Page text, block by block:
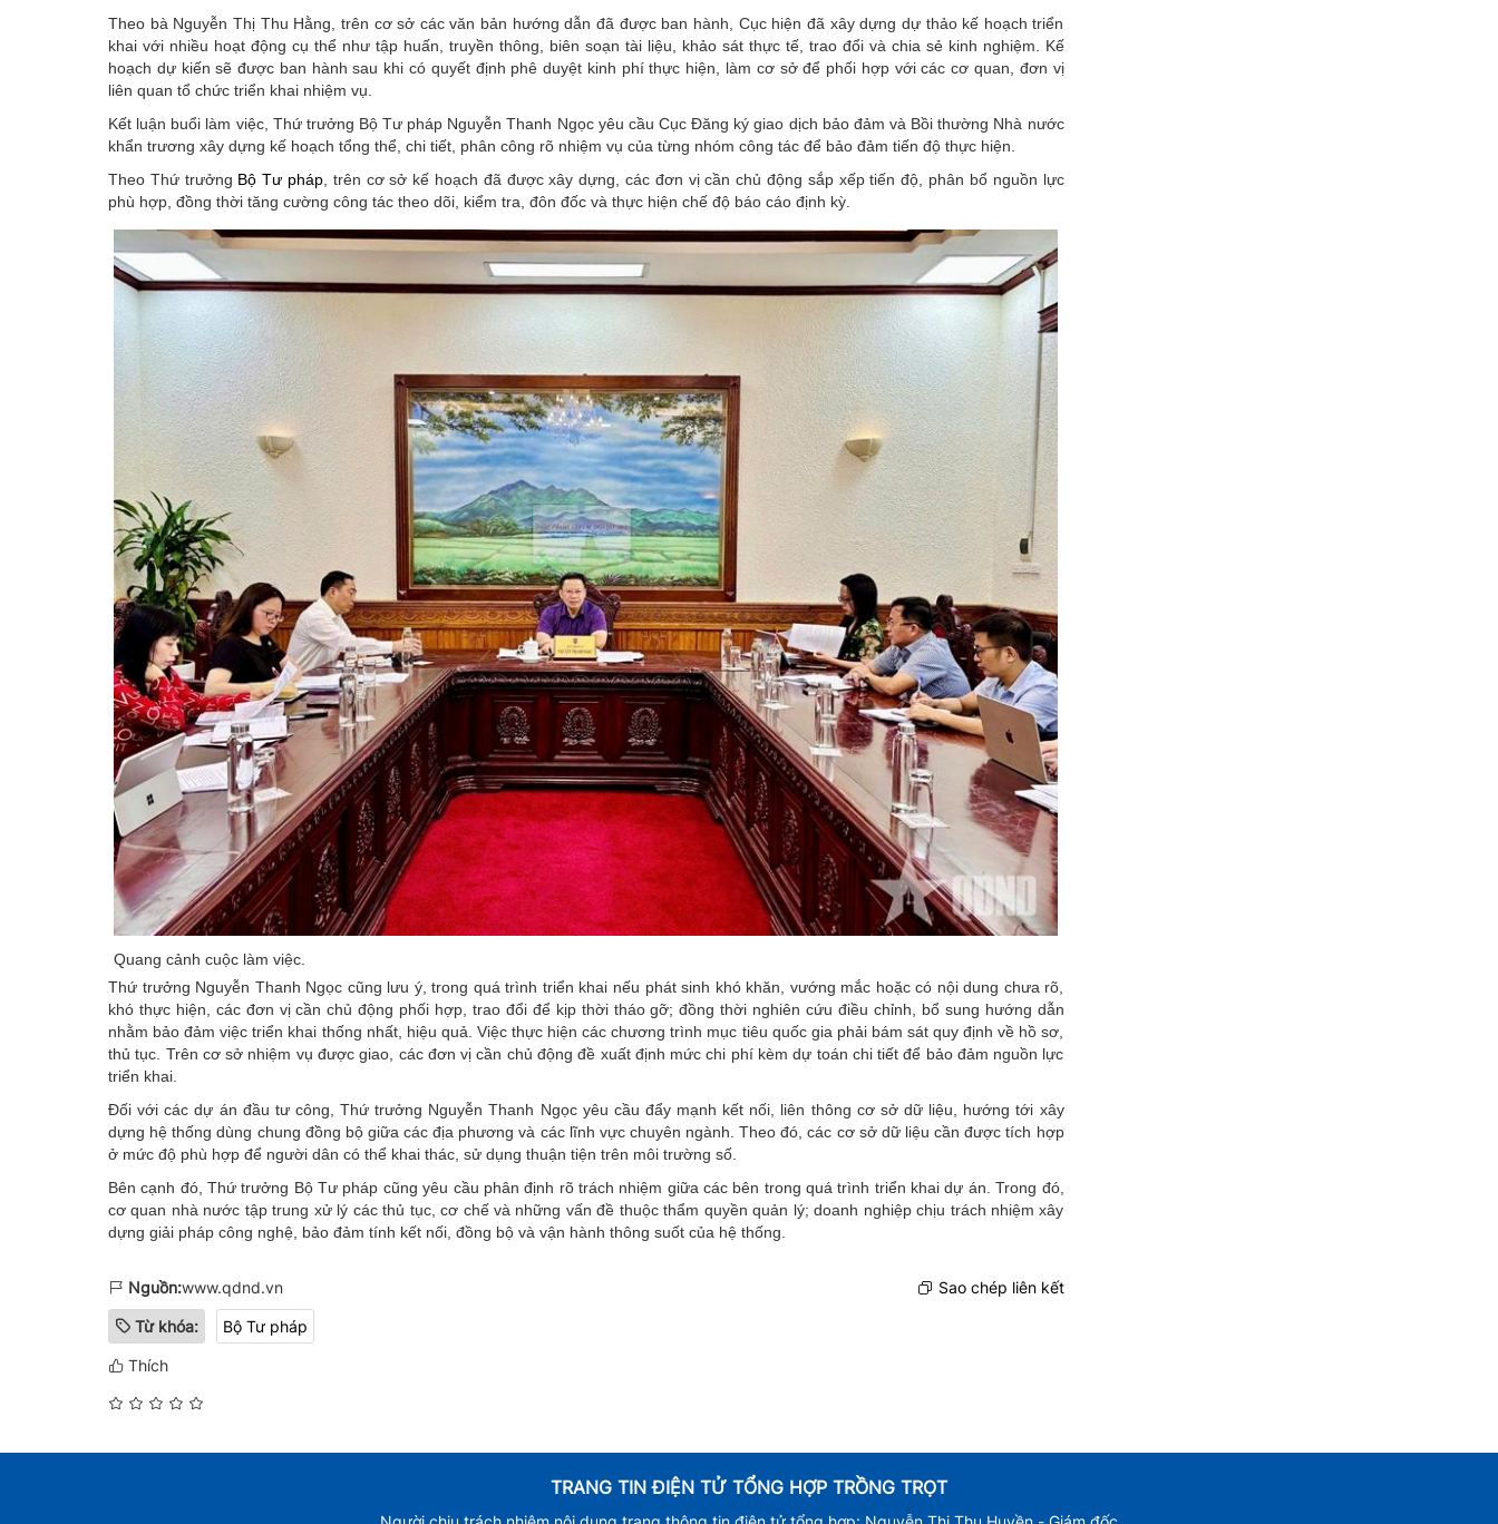
Theo bà Nguyễn Thị Thu Hằng, trên cơ sở các văn bản hướng dẫn đã được ban hành, Cục hiện đã xây dựng dự thảo kế hoạch triển
khai với nhiều hoạt động cụ thể như tập huấn, truyền thông, biên soạn tài liệu, khảo sát thực tế, trao đổi và chia sẻ kinh nghiệm. Kế
hoạch dự kiến sẽ được ban hành sau khi có quyết định phê duyệt kinh phí thực hiện, làm cơ sở để phối hợp với các cơ quan, đơn vị
liên quan tổ chức triển khai nhiệm vụ.
Kết luận buổi làm việc, Thứ trưởng Bộ Tư pháp Nguyễn Thanh Ngọc yêu cầu Cục Đăng ký giao dịch bảo đảm và Bồi thường Nhà nước
khẩn trương xây dựng kế hoạch tổng thể, chi tiết, phân công rõ nhiệm vụ của từng nhóm công tác để bảo đảm tiến độ thực hiện.
Theo Thứ trưởng Bộ Tư pháp , trên cơ sở kế hoạch đã được xây dựng, các đơn vị cần chủ động sắp xếp tiến độ, phân bổ nguồn lực
phù hợp, đồng thời tăng cường công tác theo dõi, kiểm tra, đôn đốc và thực hiện chế độ báo cáo định kỳ.
Quang cảnh cuộc làm việc.
Thứ trưởng Nguyễn Thanh Ngọc cũng lưu ý, trong quá trình triển khai nếu phát sinh khó khăn, vướng mắc hoặc có nội dung chưa rõ,
khó thực hiện, các đơn vị cần chủ động phối hợp, trao đổi để kịp thời tháo gỡ; đồng thời nghiên cứu điều chỉnh, bổ sung hướng dẫn
nhằm bảo đảm việc triển khai thống nhất, hiệu quả. Việc thực hiện các chương trình mục tiêu quốc gia phải bám sát quy định về hồ sơ,
thủ tục. Trên cơ sở nhiệm vụ được giao, các đơn vị cần chủ động đề xuất định mức chi phí kèm dự toán chi tiết để bảo đảm nguồn lực
triển khai.
Đối với các dự án đầu tư công, Thứ trưởng Nguyễn Thanh Ngọc yêu cầu đẩy mạnh kết nối, liên thông cơ sở dữ liệu, hướng tới xây
dựng hệ thống dùng chung đồng bộ giữa các địa phương và các lĩnh vực chuyên ngành. Theo đó, các cơ sở dữ liệu cần được tích hợp
ở mức độ phù hợp để người dân có thể khai thác, sử dụng thuận tiện trên môi trường số.
Bên cạnh đó, Thứ trưởng Bộ Tư pháp cũng yêu cầu phân định rõ trách nhiệm giữa các bên trong quá trình triển khai dự án. Trong đó,
cơ quan nhà nước tập trung xử lý các thủ tục, cơ chế và những vấn đề thuộc thẩm quyền quản lý; doanh nghiệp chịu trách nhiệm xây
dựng giải pháp công nghệ, bảo đảm tính kết nối, đồng bộ và vận hành thông suốt của hệ thống.
Nguồn:www.qdnd.vn Sao chép liên kết
Từ khóa: Bộ Tư pháp
Thích
TRANG TIN ĐIỆN TỬ TỔNG HỢP TRỒNG TRỌT